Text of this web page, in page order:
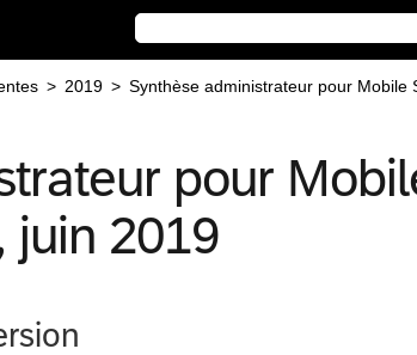
> 2019 > Synthèse administrateur pour Mobile
pour
juin 2019